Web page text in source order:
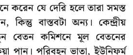
করেন যে দেরি হলে তারা সমস্ত
কিন্তু বাস্তবটা অন্য। কেন্দ্রীয়
বেতন কমিশনে মূল বেতনের
পান। পরিবহন ভাতা, ইউনিফর্ম